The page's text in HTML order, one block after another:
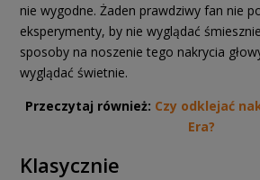
nie wygodne. Żaden prawdziwy fan nie
eksperymenty, by nie wyglądać
sposoby na noszenie tego nakrycia
wyglądać świetnie.
Przeczytaj również: Czy odklejać
Era?
Klasycznie